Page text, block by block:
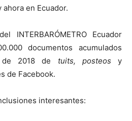
en Ecuador.
INTERBARÓMETRO Ecuador
documentos acumulados
2018 de tuits, posteosy
de Facebook.
interesantes: